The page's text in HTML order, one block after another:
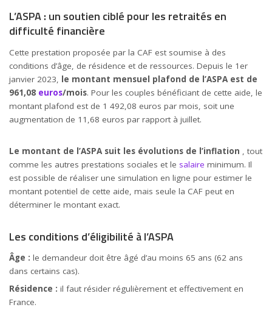
L’ASPA : un soutien ciblé pour les retraités en
difficulté financière
Cette prestation proposée par la CAF est soumise à des
conditions d’âge, de résidence et de ressources. Depuis le 1er
janvier 2023, le montant mensuel plafond de l’ASPA est de
961,08 euros/mois. Pour les couples bénéficiant de cette aide, le
montant plafond est de 1 492,08 euros par mois, soit une
augmentation de 11,68 euros par rapport à juillet.
Le montant de l’ASPA suit les évolutions de l’inflation
, tout
comme les autres prestations sociales et le salaire minimum. Il
est possible de réaliser une simulation en ligne pour estimer le
montant potentiel de cette aide, mais seule la CAF peut en
déterminer le montant exact.
Les conditions d’éligibilité à l’ASPA
Âge : le demandeur doit être âgé d’au moins 65 ans (62 ans
dans certains cas).
Résidence : il faut résider régulièrement et effectivement en
France.